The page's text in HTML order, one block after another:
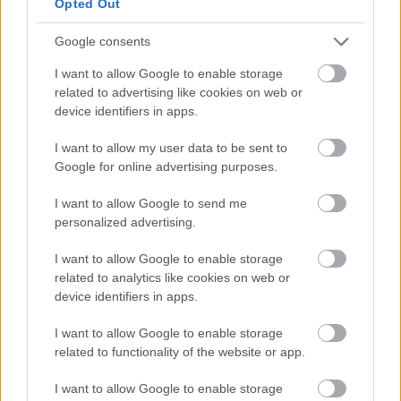
Opted Out
Google consents
I want to allow Google to enable storage
related to advertising like cookies on web or
device identifiers in apps.
I want to allow my user data to be sent to
Google for online advertising purposes.
I want to allow Google to send me
personalized advertising.
I want to allow Google to enable storage
related to analytics like cookies on web or
device identifiers in apps.
I want to allow Google to enable storage
related to functionality of the website or app.
I want to allow Google to enable storage
Olyan mértéket öltött a jelenség, hogy már
naponta leltározzák az eszközöket.
A készülőHarry Potter sorozatforgatásán egyre több
kellék tűnik el, ezért az HBO szigorú intézkedéseket
vezetett be a stúdióban. A produkcióhoz tartozó
dísztököket immár mikrochipekkel látják el, hogy
pontosan nyomon követhessék azok mozgását. A
forgatási helyszíneken kifüggesztett figyelmeztetések
szerint minden kelléket naponta ellenőriznek, és csak a
kellékes részleg engedélyével lehet azokat elszállítani a